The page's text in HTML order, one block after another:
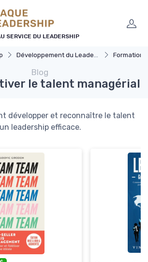
SERVICE DU LEADERSHIP
Développement du Leadership Formation
Blog
le talent managérial
développer et reconnaître le talent
leadership efficace.